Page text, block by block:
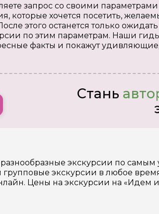
запрос со своими
которые хочется посетить,
этого останется только
по этим параметрам. Наши
факты и покажут
Стань
экскурсии по самым
экскурсии в любое
Цены на экскурсии на «Идем